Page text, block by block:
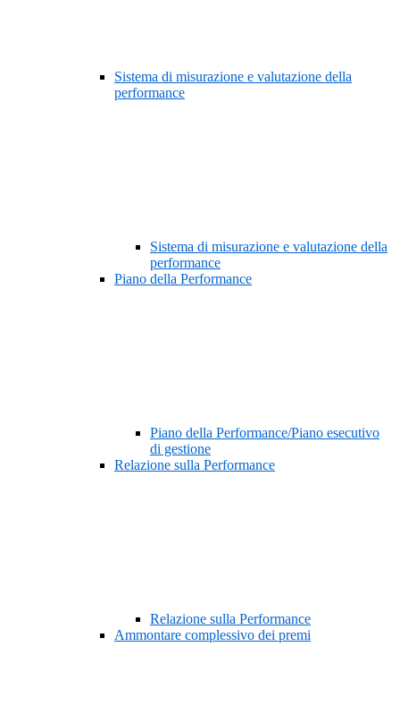
Sistema di misurazione e valutazione della
performance
Sistema di misurazione e valutazione della
performance
Piano della Performance
Piano della Performance/Piano esecutivo
di gestione
Relazione sulla Performance
Relazione sulla Performance
Ammontare complessivo dei premi